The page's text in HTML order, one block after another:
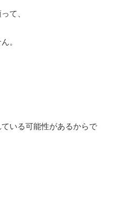
て、
。
いる可能性があるからで